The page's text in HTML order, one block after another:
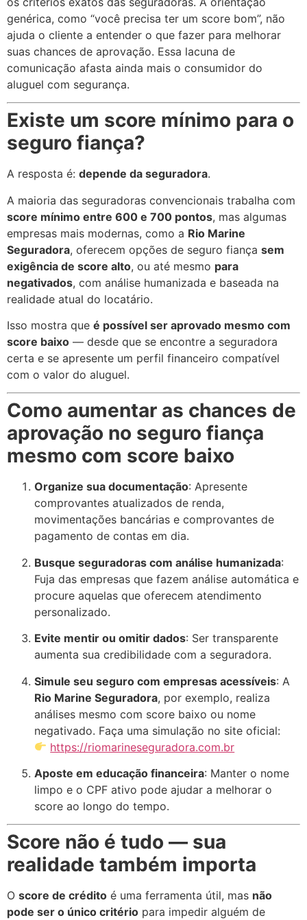
genérica, como “você precisa ter um score bom”, não
ajuda o cliente a entender o que fazer para melhorar
suas chances de aprovação. Essa lacuna de
comunicação afasta ainda mais o consumidor do
aluguel com segurança.
Existe um score mínimo para o
seguro fiança?
A resposta é: depende da seguradora.
A maioria das seguradoras convencionais trabalha com
score mínimo entre 600 e 700 pontos, mas algumas
empresas mais modernas, como a Rio Marine
Seguradora, oferecem opções de seguro fiança sem
exigência de score alto, ou até mesmo para
negativados, com análise humanizada e baseada na
realidade atual do locatário.
Isso mostra que é possível ser aprovado mesmo com
score baixo — desde que se encontre a seguradora
certa e se apresente um perfil financeiro compatível
com o valor do aluguel.
Como aumentar as chances de
aprovação no seguro fiança
mesmo com score baixo
Organize sua documentação: Apresente
comprovantes atualizados de renda,
movimentações bancárias e comprovantes de
pagamento de contas em dia.
Busque seguradoras com análise humanizada:
Fuja das empresas que fazem análise automática e
procure aquelas que oferecem atendimento
personalizado.
Evite mentir ou omitir dados: Ser transparente
aumenta sua credibilidade com a seguradora.
Simule seu seguro com empresas acessíveis: A
Rio Marine Seguradora, por exemplo, realiza
análises mesmo com score baixo ou nome
negativado. Faça uma simulação no site oficial:
https://riomarineseguradora.com.br
Aposte em educação financeira: Manter o nome
limpo e o CPF ativo pode ajudar a melhorar o
score ao longo do tempo.
Score não é tudo — sua
realidade também importa
O score de crédito é uma ferramenta útil, mas não
pode ser o único critério para impedir alguém de